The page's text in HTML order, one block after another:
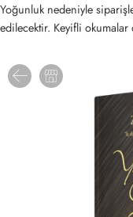
Yoğunluk nedeniyle
edilecektir. Keyifli